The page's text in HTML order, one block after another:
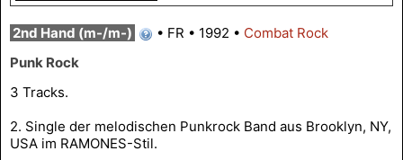
2nd Hand (m-/m-) • FR • 1992 • Combat Rock
Punk Rock
3 Tracks.
2. Single der melodischen Punkrock Band aus Brooklyn, NY,
USA im RAMONES-Stil.